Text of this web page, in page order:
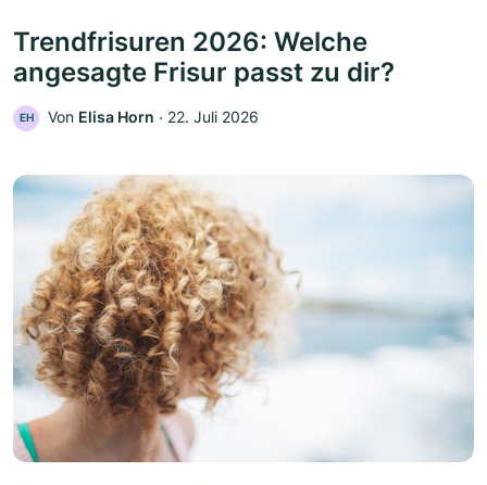
Trendfrisuren 2026: Welche
angesagte Frisur passt zu dir?
EH Von Elisa Horn ‧ 22. Juli 2026